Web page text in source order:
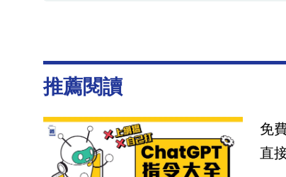
推薦閱讀
免
直